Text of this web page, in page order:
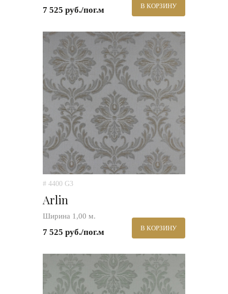
7 525 руб./пог.м В КОРЗИНУ
# 4400 G3
Arlin
Ширина 1,00 м.
7 525 руб./пог.м В КОРЗИНУ